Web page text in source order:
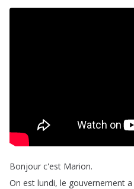
Bonjour c'est Marion.
On est lundi, le gouvernement a